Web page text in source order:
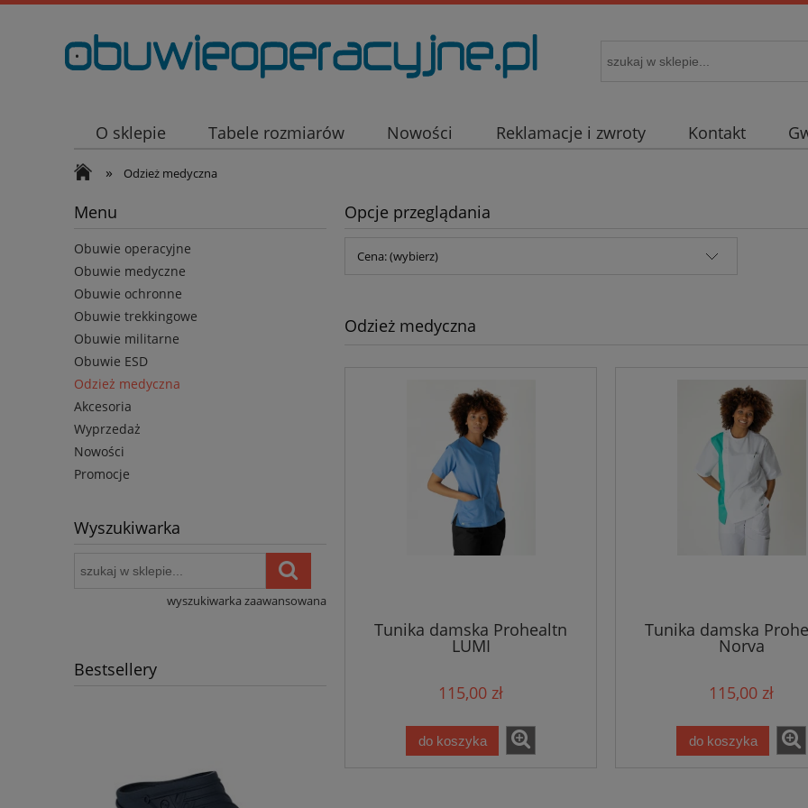
.
O sklepie Tabele rozmiarów Nowości Reklamacje i zwroty Kontakt
» Odzież medyczna
Menu
Obuwie operacyjne
Obuwie medyczne
Obuwie ochronne
Obuwie trekkingowe
Obuwie militarne
Obuwie ESD
Odzież medyczna
Akcesoria
Wyprzedaż
Nowości
Promocje
Wyszukiwarka
wyszukiwarka zaawansowana
Bestsellery
Opcje przeglądania
Cena: (wybierz)
Odzież medyczna
Tunika damska Prohealtn
LUMI
115,00 zł
do koszyka
Tunika damska
Norva
115,00 zł
do koszyka